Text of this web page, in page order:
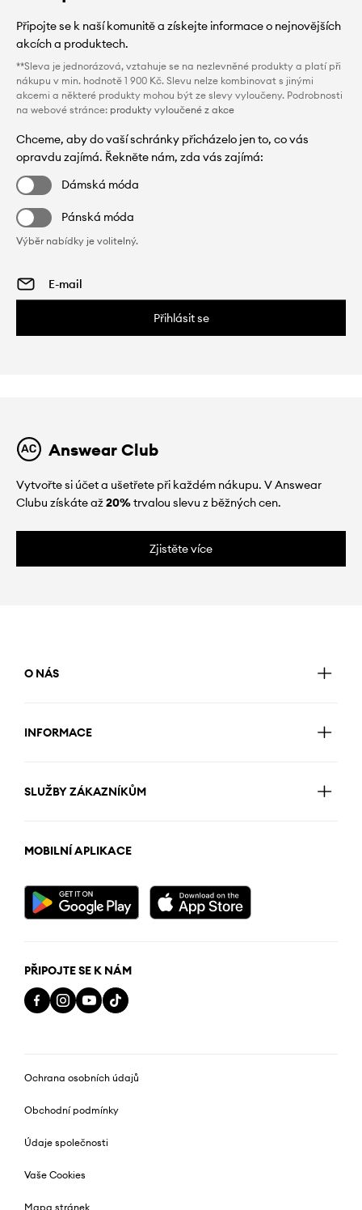
Připojte se k naší komunitě a získejte informace o nejnovějších
akcích a produktech.
**Sleva je jednorázová, vztahuje se na nezlevněné produkty a platí při
nákupu v min. hodnotě 1 900 Kč. Slevu nelze kombinovat s jinými
akcemi a některé produkty mohou být ze slevy vyloučeny. Podrobnosti
na webové stránce: produkty vyloučené z akce
Chceme, aby do vaší schránky přicházelo jen to, co vás
opravdu zajímá. Řekněte nám, zda vás zajímá:
Dámská móda
Pánská móda
Výběr nabídky je volitelný.
Přihlásit se
Answear Club
Vytvořte si účet a ušetřete při každém nákupu. V Answear
Clubu získáte až20%trvalou slevu z běžných cen.
Zjistěte více
O NÁS
INFORMACE
SLUŽBY ZÁKAZNÍKŮM
MOBILNÍ APLIKACE
PŘIPOJTE SE K NÁM
Ochrana osobních údajů
Obchodní podmínky
Údaje společnosti
Vaše Cookies
Mapa stránek